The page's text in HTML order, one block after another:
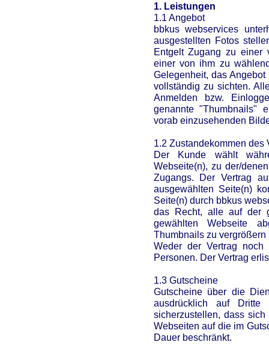
1. Leistungen
1.1 Angebot
bbkus webservices
ausgestellten Fotos
Entgelt Zugang zu einer
einer von ihm zu
Gelegenheit, das
vollständig zu sichten.
Anmelden bzw.
genannte "Thumbnails"
vorab einzusehenden
1.2 Zustandekommen des
Der Kunde wählt
Webseite(n), zu der/
Zugangs. Der Vertrag
ausgewählten Seite(n)
Seite(n) durch bbkus
das Recht, alle auf der
gewählten Webseite
Thumbnails zu
Weder der Vertrag
Personen. Der Vertrag
1.3 Gutscheine
Gutscheine über die
ausdrücklich auf Dritte
sicherzustellen, dass
Webseiten auf die im
Dauer beschränkt.